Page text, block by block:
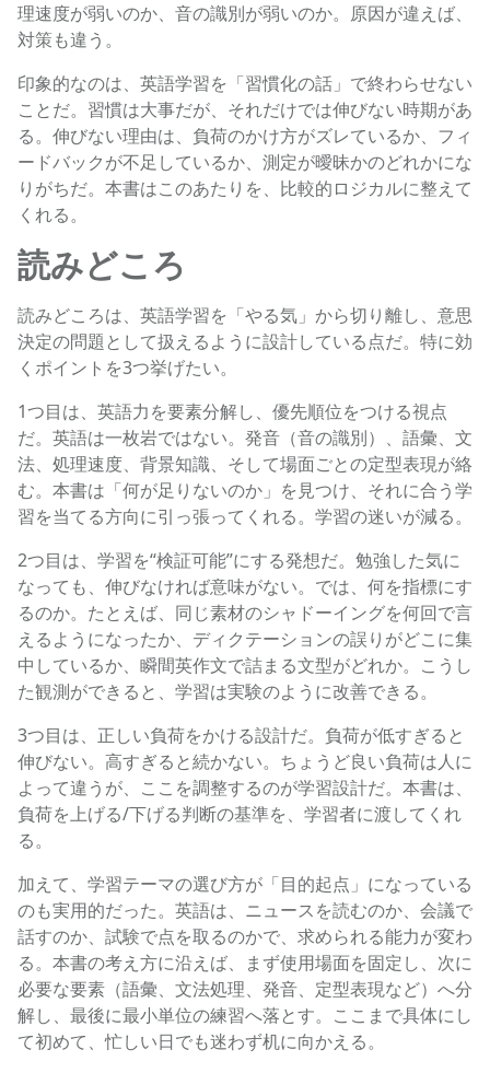
理速度が弱いのか、音の識別が弱いのか。原因が違えば、
対策も違う。
印象的なのは、英語学習を「習慣化の話」で終わらせない
ことだ。習慣は大事だが、それだけでは伸びない時期があ
る。伸びない理由は、負荷のかけ方がズレているか、フィ
ードバックが不足しているか、測定が曖昧かのどれかにな
りがちだ。本書はこのあたりを、比較的ロジカルに整えて
くれる。
読みどころ
読みどころは、英語学習を「やる気」から切り離し、意思
決定の問題として扱えるように設計している点だ。特に効
くポイントを3つ挙げたい。
1つ目は、英語力を要素分解し、優先順位をつける視点
だ。英語は一枚岩ではない。発音（音の識別）、語彙、文
法、処理速度、背景知識、そして場面ごとの定型表現が絡
む。本書は「何が足りないのか」を見つけ、それに合う学
習を当てる方向に引っ張ってくれる。学習の迷いが減る。
2つ目は、学習を“検証可能”にする発想だ。勉強した気に
なっても、伸びなければ意味がない。では、何を指標にす
るのか。たとえば、同じ素材のシャドーイングを何回で言
えるようになったか、ディクテーションの誤りがどこに集
中しているか、瞬間英作文で詰まる文型がどれか。こうし
た観測ができると、学習は実験のように改善できる。
3つ目は、正しい負荷をかける設計だ。負荷が低すぎると
伸びない。高すぎると続かない。ちょうど良い負荷は人に
よって違うが、ここを調整するのが学習設計だ。本書は、
負荷を上げる/下げる判断の基準を、学習者に渡してくれ
る。
加えて、学習テーマの選び方が「目的起点」になっている
のも実用的だった。英語は、ニュースを読むのか、会議で
話すのか、試験で点を取るのかで、求められる能力が変わ
る。本書の考え方に沿えば、まず使用場面を固定し、次に
必要な要素（語彙、文法処理、発音、定型表現など）へ分
解し、最後に最小単位の練習へ落とす。ここまで具体にし
て初めて、忙しい日でも迷わず机に向かえる。